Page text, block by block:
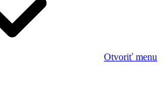
Otvoriť menu